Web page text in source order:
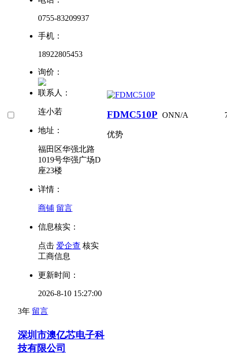
0755-83209937
手机：
18922805453
询价：
联系人：
连小若
地址：
福田区华强北路
1019号华强广场D
座23楼
详情：
商铺 留言
信息核实：
点击 爱企查 核实
工商信息
更新时间：
2026-8-10 15:27:00
3年 留言
FDMC510P
优势
ONN/A
深圳市澳亿芯电子科
技有限公司